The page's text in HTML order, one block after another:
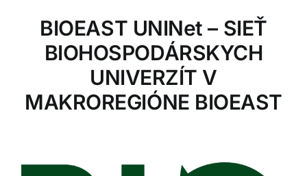
BIOEAST UNINet – SIEŤ
BIOHOSPODÁRSKYCH
UNIVERZÍT V
MAKROREGIÓNE BIOEAST